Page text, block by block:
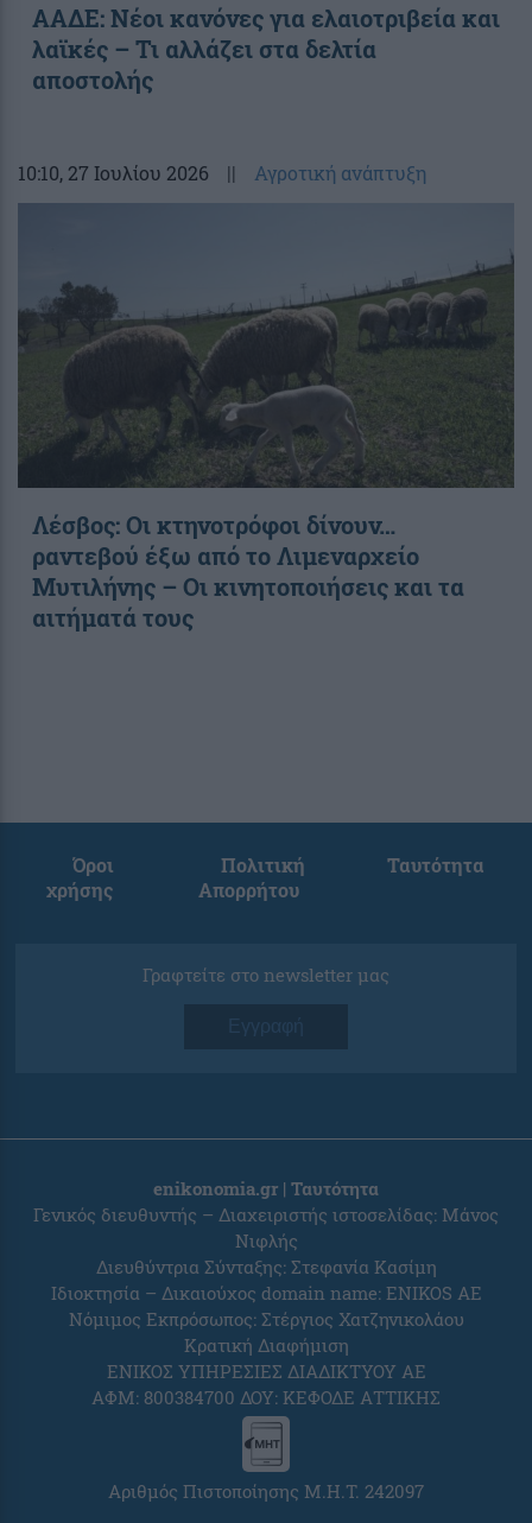
ΑΑΔΕ: Νέοι κανόνες για ελαιοτριβεία και
λαϊκές – Τι αλλάζει στα δελτία
αποστολής
10:10, 27 Ιουλίου 2026 || Αγροτική ανάπτυξη
Λέσβος: Οι κτηνοτρόφοι δίνουν…
ραντεβού έξω από το Λιμεναρχείο
Μυτιλήνης – Οι κινητοποιήσεις και τα
αιτήματά τους
Όροι
χρήσης
Πολιτική
Απορρήτου
Ταυτότητα
Γραφτείτε στο newsletter μας
Εγγραφή
enikonomia.gr | Ταυτότητα
Γενικός διευθυντής – Διαχειριστής ιστοσελίδας: Μάνος
Νιφλής
Διευθύντρια Σύνταξης: Στεφανία Κασίμη
Ιδιοκτησία – Δικαιούχος domain name: ENIKOS AE
Νόμιμος Εκπρόσωπος: Στέργιος Χατζηνικολάου
Κρατική Διαφήμιση
ΕΝΙΚΟΣ ΥΠΗΡΕΣΙΕΣ ΔΙΑΔΙΚΤΥΟΥ ΑΕ
ΑΦΜ: 800384700 ΔΟΥ: ΚΕΦΟΔΕ ΑΤΤΙΚΗΣ
Αριθμός Πιστοποίησης Μ.Η.Τ. 242097